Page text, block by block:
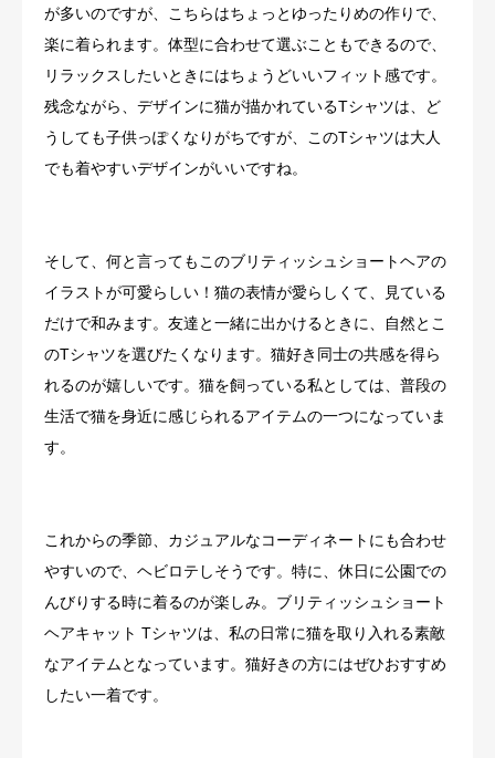
が多いのですが、こちらはちょっとゆったりめの作りで、
楽に着られます。体型に合わせて選ぶこともできるので、
リラックスしたいときにはちょうどいいフィット感です。
残念ながら、デザインに猫が描かれているTシャツは、ど
うしても子供っぽくなりがちですが、このTシャツは大人
でも着やすいデザインがいいですね。
そして、何と言ってもこのブリティッシュショートヘアの
イラストが可愛らしい！猫の表情が愛らしくて、見ている
だけで和みます。友達と一緒に出かけるときに、自然とこ
のTシャツを選びたくなります。猫好き同士の共感を得ら
れるのが嬉しいです。猫を飼っている私としては、普段の
生活で猫を身近に感じられるアイテムの一つになっていま
す。
これからの季節、カジュアルなコーディネートにも合わせ
やすいので、ヘビロテしそうです。特に、休日に公園での
んびりする時に着るのが楽しみ。ブリティッシュショート
ヘアキャット Tシャツは、私の日常に猫を取り入れる素敵
なアイテムとなっています。猫好きの方にはぜひおすすめ
したい一着です。